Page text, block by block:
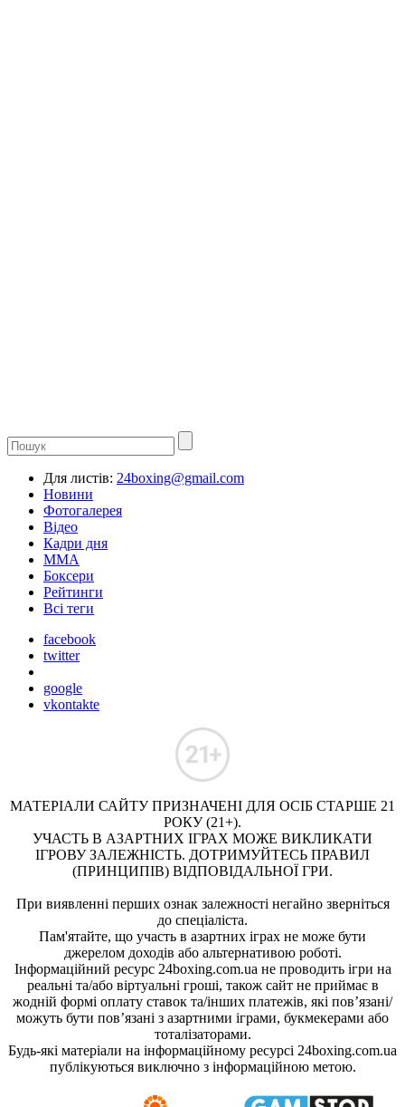
Для листів: 24boxing@gmail.com
Новини
Фотогалерея
Відео
Кадри дня
ММА
Боксери
Рейтинги
Всі теги
facebook
twitter
google
vkontakte
МАТЕРІАЛИ САЙТУ ПРИЗНАЧЕНІ ДЛЯ ОСІБ СТАРШЕ 21
РОКУ (21+).
УЧАСТЬ В АЗАРТНИХ ІГРАХ МОЖЕ ВИКЛИКАТИ
ІГРОВУ ЗАЛЕЖНІСТЬ. ДОТРИМУЙТЕСЬ ПРАВИЛ
(ПРИНЦИПІВ) ВІДПОВІДАЛЬНОЇ ГРИ.
При виявленні перших ознак залежності негайно зверніться
до спеціаліста.
Пам'ятайте, що участь в азартних іграх не може бути
джерелом доходів або альтернативою роботі.
Інформаційний ресурс 24boxing.com.ua не проводить ігри на
реальні та/або віртуальні гроші, також сайт не приймає в
жодній формі оплату ставок та/інших платежів, які пов’язані/
можуть бути пов’язані з азартними іграми, букмекерами або
тоталізаторами.
Будь-які матеріали на інформаційному ресурсі 24boxing.com.ua
публікуються виключно з інформаційною метою.